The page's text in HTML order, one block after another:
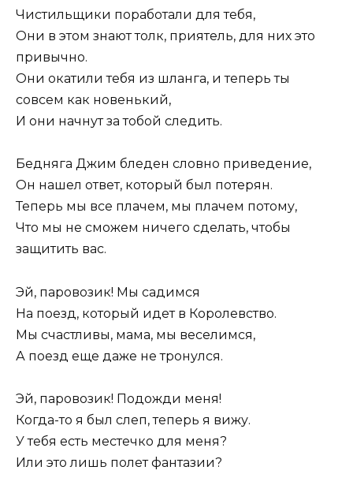
Чистильщики поработали для тебя,
Они в этом знают толк, приятель, для них это
привычно.
Они окатили тебя из шланга, и теперь ты
совсем как новенький,
И они начнут за тобой следить.
Бедняга Джим бледен словно приведение,
Он нашел ответ, который был потерян.
Теперь мы все плачем, мы плачем потому,
Что мы не сможем ничего сделать, чтобы
защитить вас.
Эй, паровозик! Мы садимся
На поезд, который идет в Королевство.
Мы счастливы, мама, мы веселимся,
А поезд еще даже не тронулся.
Эй, паровозик! Подожди меня!
Когда-то я был слеп, теперь я вижу.
У тебя есть местечко для меня?
Или это лишь полет фантазии?